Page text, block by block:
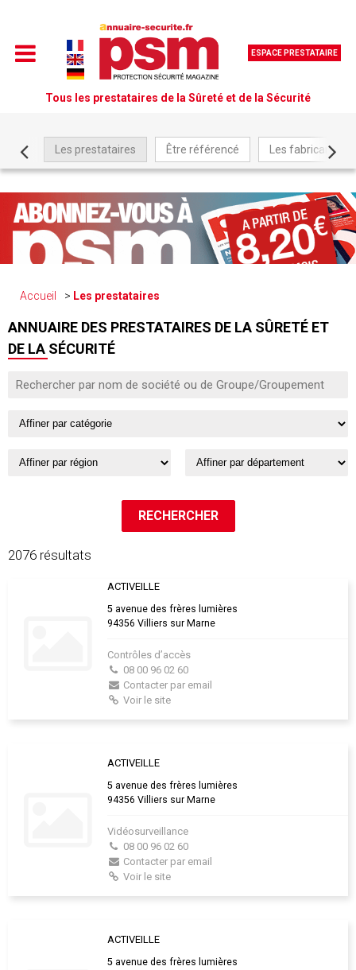
ESPACE PRESTATAIRE
Tous les prestataires de la Sûreté et de la Sécurité
Les prestataires Être référencé Les fabricants
Accueil Les prestataires
ANNUAIRE DES PRESTATAIRES DE LA SÛRETÉ ET
DE LA SÉCURITÉ
2076 résultats
ACTIVEILLE
5 avenue des frères lumières
94356 Villiers sur Marne
Contrôles d’accès
08 00 96 02 60
Contacter par email
Voir le site
ACTIVEILLE
5 avenue des frères lumières
94356 Villiers sur Marne
Vidéosurveillance
08 00 96 02 60
Contacter par email
Voir le site
ACTIVEILLE
5 avenue des frères lumières